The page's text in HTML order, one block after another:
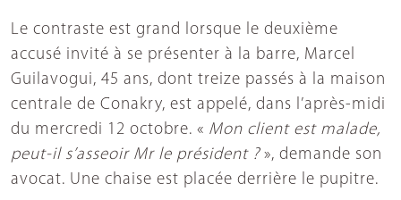
Le contraste est grand lorsque le deuxième
accusé invité à se présenter à la barre, Marcel
Guilavogui, 45 ans, dont treize passés à la maison
centrale de Conakry, est appelé, dans l’après-midi
du mercredi 12 octobre. « Mon client est malade,
peut-il s’asseoir Mr le président ?», demande son
avocat. Une chaise est placée derrière le pupitre.